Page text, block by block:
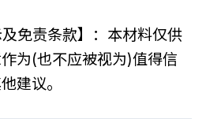
及免责条款】：本材料仅供
为(也不应被视为)值得信
建议。